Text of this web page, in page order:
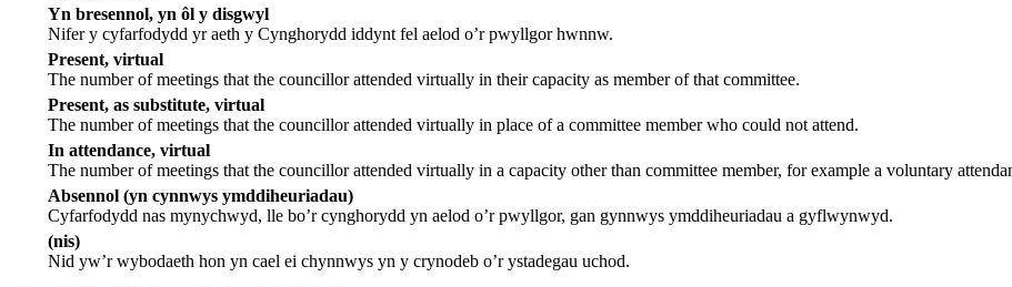
Yn bresennol, yn ôl y disgwyl
Nifer y cyfarfodydd yr aeth y Cynghorydd iddynt fel aelod o’r pwyllgor hwnnw.
Present, virtual
The number of meetings that the councillor attended virtually in their capacity as member of that committee.
Present, as substitute, virtual
The number of meetings that the councillor attended virtually in place of a committee member who could not attend.
In attendance, virtual
The number of meetings that the councillor attended virtually in a capacity other than committee member, for example a voluntary
Absennol (yn cynnwys ymddiheuriadau)
Cyfarfodydd nas mynychwyd, lle bo’r cynghorydd yn aelod o’r pwyllgor, gan gynnwys ymddiheuriadau a gyflwynwyd.
(nis)
Nid yw’r wybodaeth hon yn cael ei chynnwys yn y crynodeb o’r ystadegau uchod.